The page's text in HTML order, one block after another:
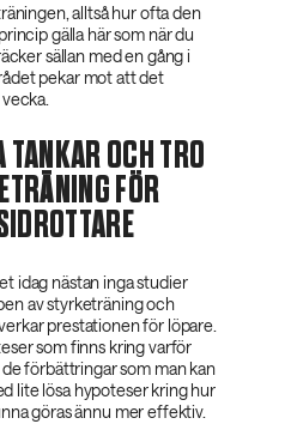
alltså hur ofta den
gälla här som när du
sällan med en gång i
pekar mot att det
OCH TRO
FÖR
idag nästan inga studier
av styrketräning och
prestationen för löpare.
som finns kring varför
förbättringar som man kan
lite lösa hypoteser kring hur
göras ännu mer effektiv.